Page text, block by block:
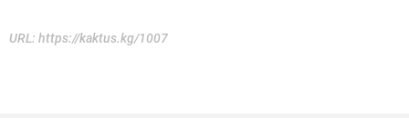
URL: https://kaktus.kg/1007